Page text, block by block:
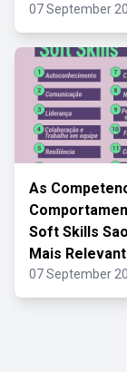
07 September
As
Soft Skills
Mais
07 September